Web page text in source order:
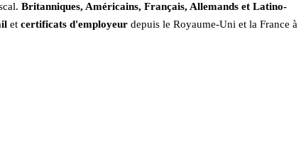
Britanniques, Américains, Français, Allemands et Latino-
et certificats d'employeur depuis le Royaume-Uni et la France à